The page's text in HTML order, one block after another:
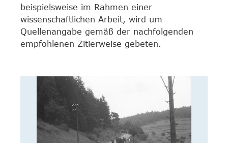
beispielsweise im Rahmen einer
wissenschaftlichen Arbeit, wird um
Quellenangabe gemäß der nachfolgenden
empfohlenen Zitierweise gebeten.